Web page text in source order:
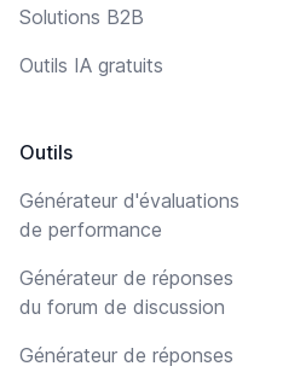
Solutions B2B
Outils IA gratuits
Outils
Générateur d'évaluations
de performance
Générateur de réponses
du forum de discussion
Générateur de réponses